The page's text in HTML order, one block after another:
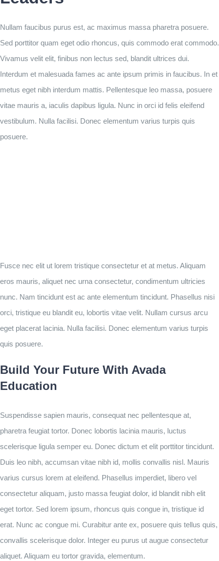
Nullam faucibus purus est, ac maximus massa pharetra posuere.
Sed porttitor quam eget odio rhoncus, quis commodo erat commodo.
Vivamus velit elit, finibus non lectus sed, blandit ultrices dui.
Interdum et malesuada fames ac ante ipsum primis in faucibus. In et
metus eget nibh interdum mattis. Pellentesque leo massa, posuere
vitae mauris a, iaculis dapibus ligula. Nunc in orci id felis eleifend
vestibulum. Nulla facilisi. Donec elementum varius turpis quis
posuere.
Fusce nec elit ut lorem tristique consectetur et at metus. Aliquam
eros mauris, aliquet nec urna consectetur, condimentum ultricies
nunc. Nam tincidunt est ac ante elementum tincidunt. Phasellus nisi
orci, tristique eu blandit eu, lobortis vitae velit. Nullam cursus arcu
eget placerat lacinia. Nulla facilisi. Donec elementum varius turpis
quis posuere.
Build Your Future With Avada
Education
Suspendisse sapien mauris, consequat nec pellentesque at,
pharetra feugiat tortor. Donec lobortis lacinia mauris, luctus
scelerisque ligula semper eu. Donec dictum et elit porttitor tincidunt.
Duis leo nibh, accumsan vitae nibh id, mollis convallis nisl. Mauris
varius cursus lorem at eleifend. Phasellus imperdiet, libero vel
consectetur aliquam, justo massa feugiat dolor, id blandit nibh elit
eget tortor. Sed lorem ipsum, rhoncus quis congue in, tristique id
erat. Nunc ac congue mi. Curabitur ante ex, posuere quis tellus quis,
convallis scelerisque dolor. Integer eu purus ut augue consectetur
aliquet. Aliquam eu tortor gravida, elementum.